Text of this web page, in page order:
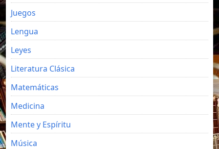
Juegos
Lengua
Leyes
Literatura Clásica
Matemáticas
Medicina
Mente y Espíritu
Música